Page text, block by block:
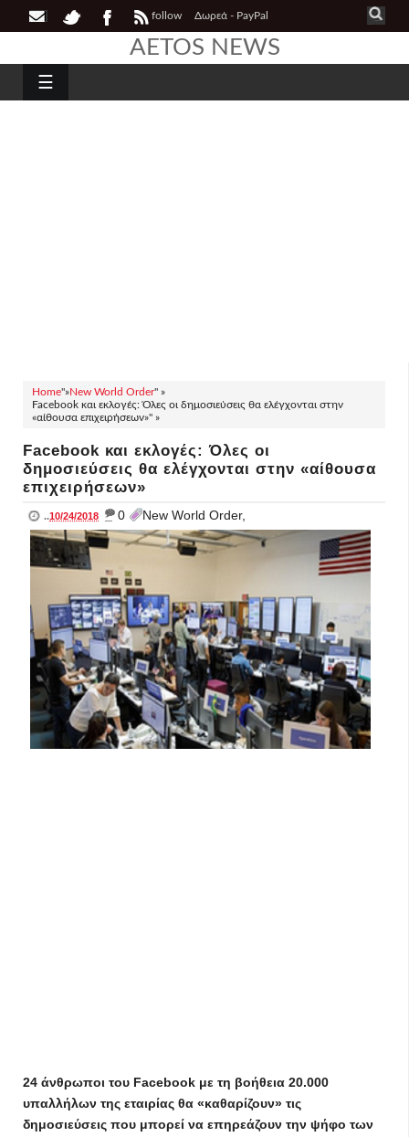
follow Δωρεά - PayPal
AETOS NEWS
☰
Home"»New World Order" »
Facebook και εκλογές: Όλες οι δημοσιεύσεις θα ελέγχονται στην
«αίθουσα επιχειρήσεων»" »
Facebook και εκλογές: Όλες οι
δημοσιεύσεις θα ελέγχονται στην «αίθουσα
επιχειρήσεων»
..10/24/2018 _ 0 New World Order,
24 άνθρωποι του Facebook με τη βοήθεια 20.000
υπαλλήλων της εταιρίας θα «καθαρίζουν» τις
δημοσιεύσεις που μπορεί να επηρεάζουν την ψήφο των